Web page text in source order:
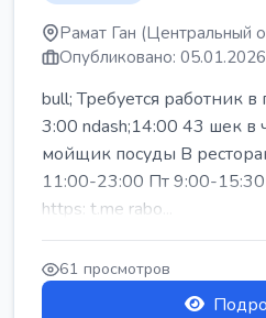
Рамат Ган (Центральный
Опубликовано: 05.01.2026
bull; Требуется работник
3:00 ndash;14:00 43 шек в
мойщик посуды В
11:00-23:00 Пт 9:00-15:30
https: t.me rabo...
61 просмотров